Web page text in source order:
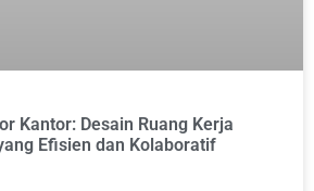
Kantor: Desain Ruang Kerja
Efisien dan Kolaboratif